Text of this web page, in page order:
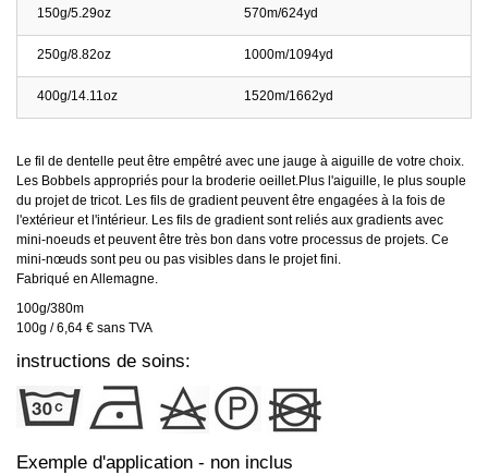
150g/5.29oz 570m/624yd
250g/8.82oz 1000m/1094yd
400g/14.11oz 1520m/1662yd
Le fil de dentelle peut être empêtré avec une jauge à aiguille de votre choix.
Les Bobbels appropriés pour la broderie oeillet.Plus l'aiguille, le plus souple
du projet de tricot. Les fils de gradient peuvent être engagées à la fois de
l'extérieur et l'intérieur. Les fils de gradient sont reliés aux gradients avec
mini-noeuds et peuvent être très bon dans votre processus de projets. Ce
mini-nœuds sont peu ou pas visibles dans le projet fini.
Fabriqué en Allemagne.
100g/380m
100g / 6,64 € sans TVA
instructions de soins:
Exemple d'application - non inclus